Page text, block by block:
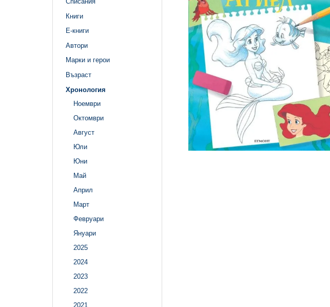
Книги
Е-книги
Автори
Марки и герои
Възраст
Хронология
Ноември
Октомври
Август
Юли
Юни
Май
Април
Март
Февруари
Януари
2025
2024
2023
2022
2021